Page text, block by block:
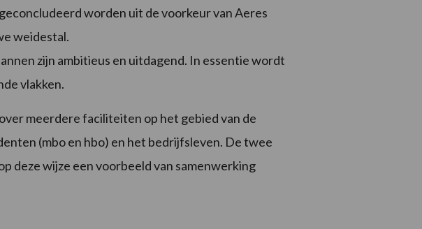
worden uit de voorkeur van Aeres
weidestal.
zijn ambitieus en uitdagend. In essentie wordt
vlakken.
meerdere faciliteiten op het gebied van de
(mbo en hbo) en het bedrijfsleven. De twee
deze wijze een voorbeeld van samenwerking